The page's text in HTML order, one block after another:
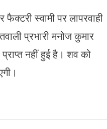
स्वामी पर लापरवाही
प्रभारी मनोज कुमार
नहीं हुई है। शव को